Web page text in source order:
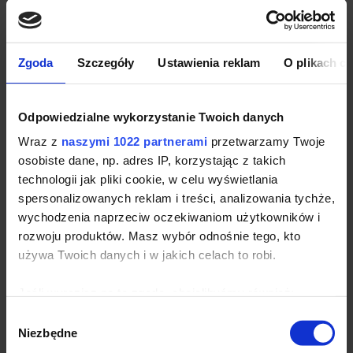
Zgoda Szczegóły Ustawienia reklam O plikach
Odpowiedzialne wykorzystanie Twoich danych
Wraz z naszymi 1022 partnerami przetwarzamy Twoje
osobiste dane, np. adres IP, korzystając z takich
technologii jak pliki cookie, w celu wyświetlania
spersonalizowanych reklam i treści, analizowania tychże,
wychodzenia naprzeciw oczekiwaniom użytkowników i
rozwoju produktów. Masz wybór odnośnie tego, kto
używa Twoich danych i w jakich celach to robi.
geograficznej z dokładnością nawet do kilku metrów
Identyfikować Twoje urządzenie, aktywnie analizując
zgody
Niezbędne
Kołnierz i ściągacze wykończone dzianiną
Dwukolorowe paski, na kołnierzu i mankietach
(dzianina płaska)
Certyfikat Fair Wear
100% bawełna (Melange Grey: 85% bawełna /
15% wiskoza; Ash: 98% bawełna / 2% wiskoza)
Koszulka polo Sol's Practice sprawdzi się
w:
Gadżety promocyjne